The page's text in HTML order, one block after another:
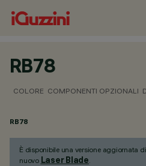
RB78
COLORE COMPONENTI OPZIONALI
RB78
È disponibile una versione aggiornata
nuovo Laser Blade.